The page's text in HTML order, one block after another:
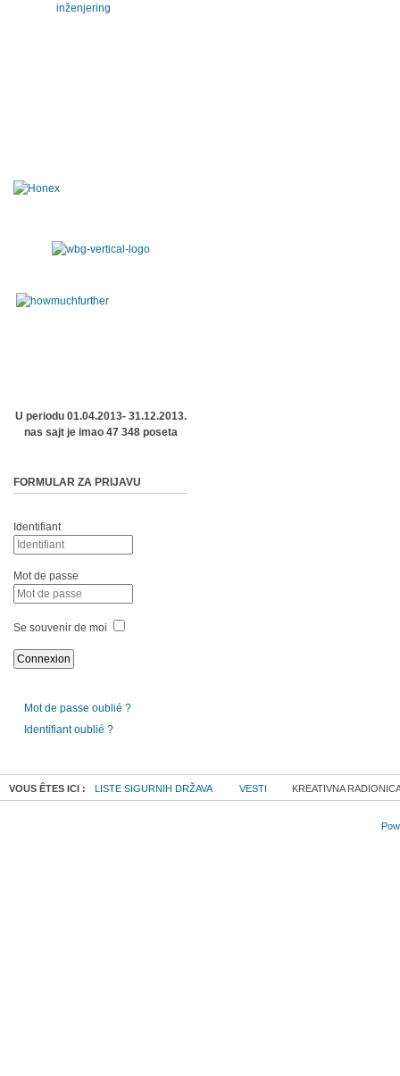
U periodu 01.04.2013- 31.12.2013.
nas sajt je imao 47 348 poseta
FORMULAR ZA PRIJAVU
Identifiant
Mot de passe
Se souvenir de moi
Mot de passe oublié ?
Identifiant oublié ?
VOUS ÊTES ICI : LISTE SIGURNIH DRŽAVA VESTI KREATIVNA